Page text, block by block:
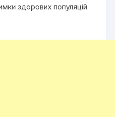
здорових популяцій